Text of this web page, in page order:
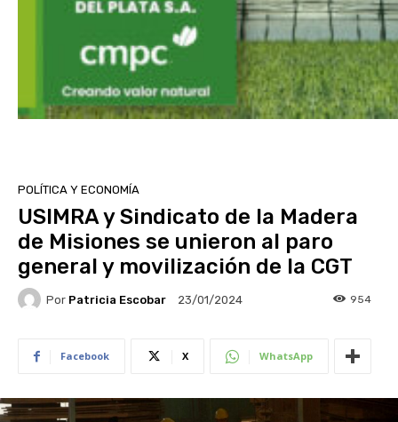
POLÍTICA Y ECONOMÍA
USIMRA y Sindicato de la Madera
de Misiones se unieron al paro
general y movilización de la CGT
Por Patricia Escobar 23/01/2024 954
Facebook X WhatsApp